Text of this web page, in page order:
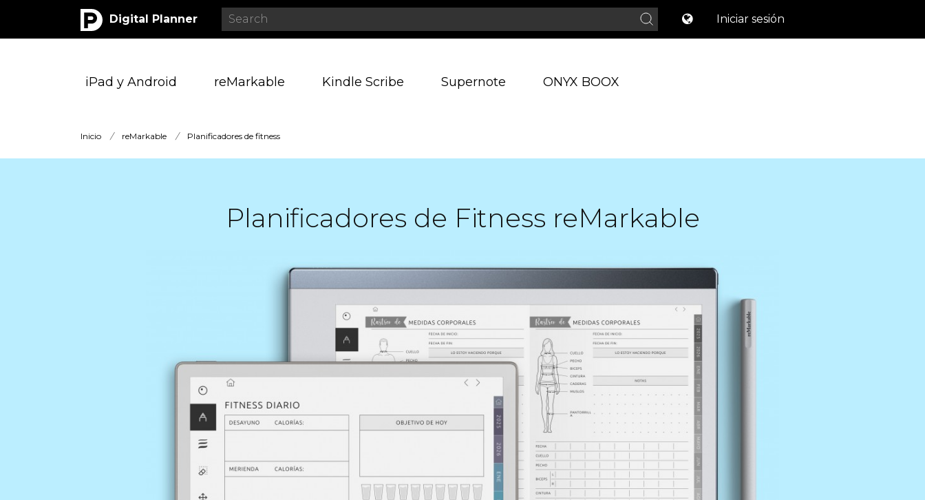
Digital Planner Iniciar sesión
iPad y Android reMarkable Kindle Scribe Supernote ONYX BOOX
Inicio / reMarkable / Planificadores de fitness
Planificadores de Fitness reMarkable